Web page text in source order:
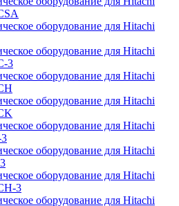
оборудование для Hitachi
оборудование для Hitachi
3
оборудование для Hitachi
оборудование для Hitachi
оборудование для Hitachi
оборудование для Hitachi
оборудование для Hitachi
3
оборудование для Hitachi